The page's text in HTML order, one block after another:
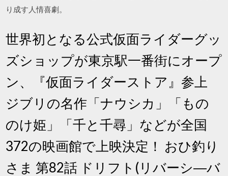
り成す人情喜劇。
世界初となる公式仮面ライダーグッ
ズショップが東京駅一番街にオープ
ン、『仮面ライダーストア』参上
ジブリの名作「ナウシカ」「もの
のけ姫」「千と千尋」などが全国
372の映画館で上映決定！ おひ釣り
さま 第82話 ドリフト(リバーシ―バ